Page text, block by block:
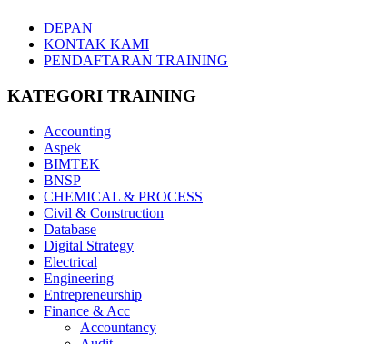
DEPAN
KONTAK KAMI
PENDAFTARAN TRAINING
KATEGORI TRAINING
Accounting
Aspek
BIMTEK
BNSP
CHEMICAL & PROCESS
Civil & Construction
Database
Digital Strategy
Electrical
Engineering
Entrepreneurship
Finance & Acc
Accountancy